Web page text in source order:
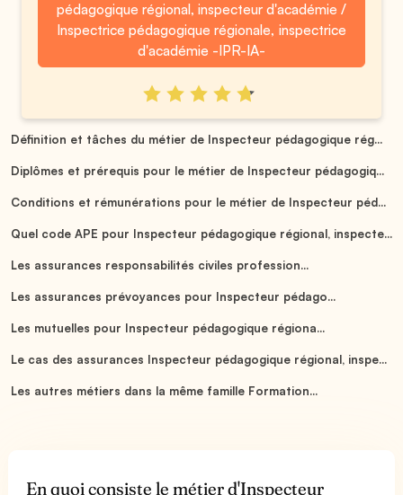
pédagogique régional, inspecteur d'académie /
Inspectrice pédagogique régionale, inspectrice
d'académie -IPR-IA-
Définition et tâches du métier de Inspecteur pédagogique rég...
Diplômes et prérequis pour le métier de Inspecteur pédagogiq...
Conditions et rémunérations pour le métier de Inspecteur péd...
Quel code APE pour Inspecteur pédagogique régional, inspecte...
Les assurances responsabilités civiles profession...
Les assurances prévoyances pour Inspecteur pédago...
Les mutuelles pour Inspecteur pédagogique régiona...
Le cas des assurances Inspecteur pédagogique régional, inspe...
Les autres métiers dans la même famille Formation...
En quoi consiste le métier d'Inspecteur